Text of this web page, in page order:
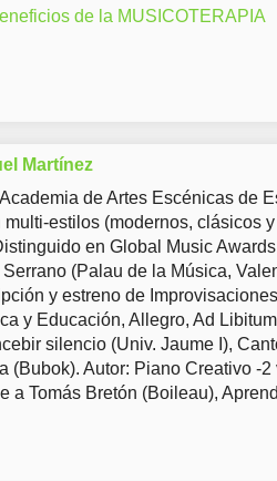
de la MUSICOTERAPIA
Martínez
de Artes Escénicas de
estilos (modernos, clásicos
en Global Music
(Palau de la Música,
y estreno de
y Educación, Allegro, Ad
silencio (Univ. Jaume I),
(Bubok). Autor: Piano Creativo -
a Tomás Bretón (Boileau),